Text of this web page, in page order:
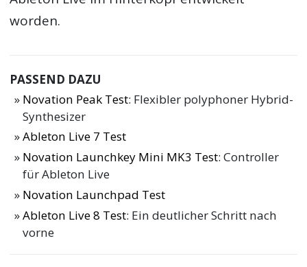
worden.
PASSEND DAZU
Novation Peak Test: Flexibler polyphoner Hybrid-
Synthesizer
Ableton Live 7 Test
Novation Launchkey Mini MK3 Test: Controller
für Ableton Live
Novation Launchpad Test
Ableton Live 8 Test: Ein deutlicher Schritt nach
vorne